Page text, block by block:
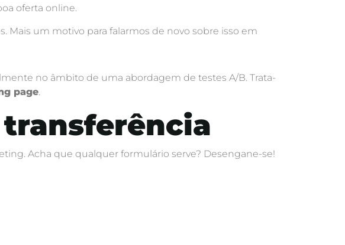
oferta online.
Mais um motivo para falarmos de novo sobre isso em
no âmbito de uma abordagem de testes A/B. Trata-
page.
Acha que qualquer formulário serve? Desengane-se!